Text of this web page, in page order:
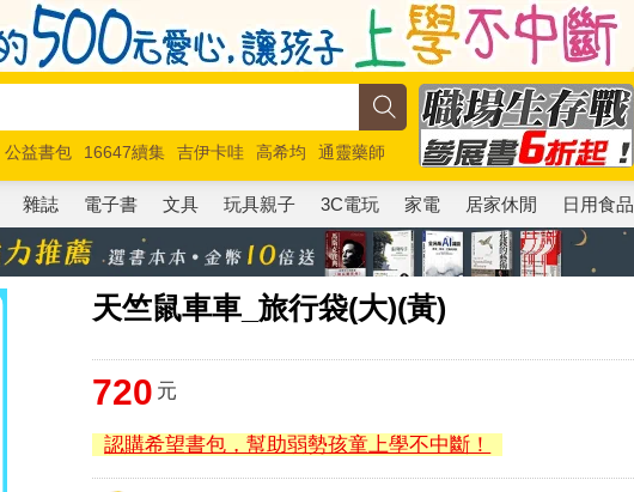
公益書包 16647續集 吉伊卡哇 高希均
通靈藥師
馬斯克 玩具總動員5 超慢跑
雜誌 電子書 文具 玩具親子 3C電玩 家電 居家休閒 日用食品
天竺鼠車車_旅行袋(大)(黃)
720 元
認購希望書包，幫助弱勢孩童上學不中斷！